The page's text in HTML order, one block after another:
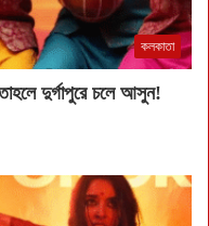
কলকাতা
দুর্গাপুরে চলে আসুন!